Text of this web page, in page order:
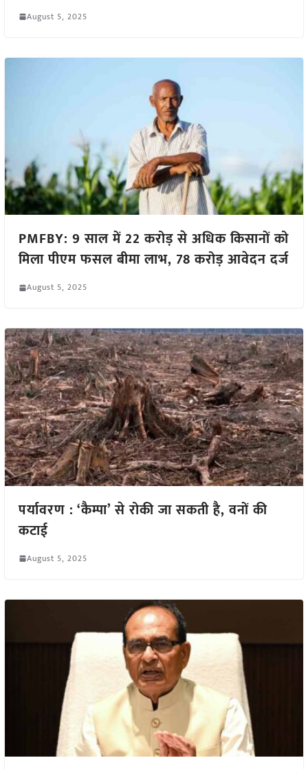
August 5, 2025
PMFBY: 9 साल में 22 करोड़ से अधिक किसानों को
मिला पीएम फसल बीमा लाभ, 78 करोड़ आवेदन दर्ज
August 5, 2025
पर्यावरण : ‘कैम्पा’ से रोकी जा सकती है, वनों की
कटाई
August 5, 2025